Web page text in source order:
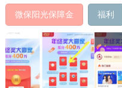
微保阳光保障金 福利